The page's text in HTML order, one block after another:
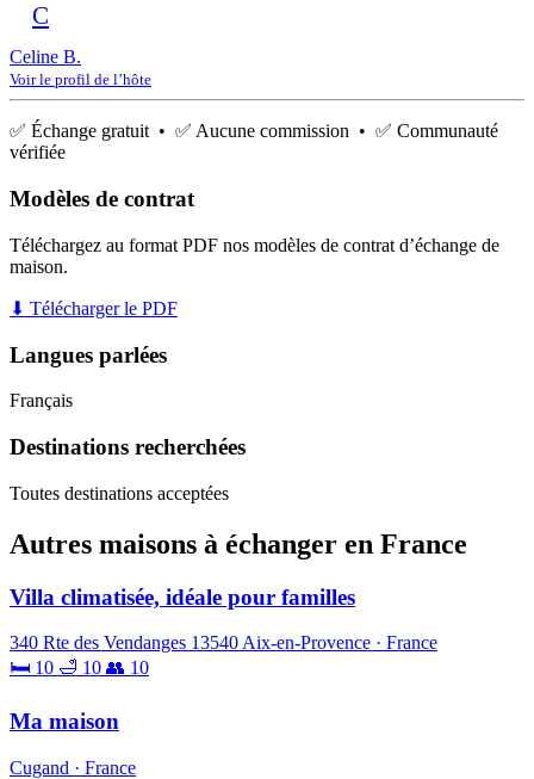
C
Celine B.
Voir le profil de l’hôte
✅ Échange gratuit • ✅ Aucune commission • ✅ Communauté
vérifiée
Modèles de contrat
Téléchargez au format PDF nos modèles de contrat d’échange de
maison.
⬇ Télécharger le PDF
Langues parlées
Français
Destinations recherchées
Toutes destinations acceptées
Autres maisons à échanger en France
Villa climatisée, idéale pour familles
340 Rte des Vendanges 13540 Aix-en-Provence · France
🛏 10 🛁 10 👥 10
Ma maison
Cugand · France